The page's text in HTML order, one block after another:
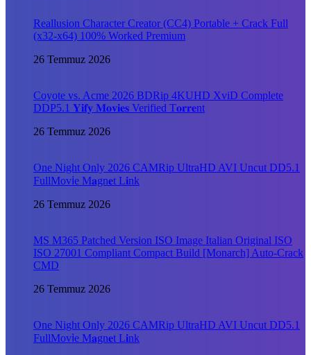
Reallusion Character Creator (CC4) Portable + Crack Full
(x32-x64) 100% Worked Premium
26 Temmuz 2026
Coyote vs. Acme 2026 BDRip 4KUHD XviD Complete
DDP5.1 𝐘𝐢𝐟𝐲 𝐌𝐨𝐯𝐢𝐞𝐬 Verified T𝐨𝐫𝐫𝐞nt
26 Temmuz 2026
One Night Only 2026 CAMRip UltraHD AVI Uncut DD5.1
FullMov𝗂e M𝐚gn𝐞t L𝐢nk
26 Temmuz 2026
MS M365 Patched Version ISO Image Italian Original ISO
ISO 27001 Compliant Compact Build [Monarch] Auto-Crack
CMD
26 Temmuz 2026
One Night Only 2026 CAMRip UltraHD AVI Uncut DD5.1
FullMov𝗂e M𝐚gn𝐞t L𝐢nk